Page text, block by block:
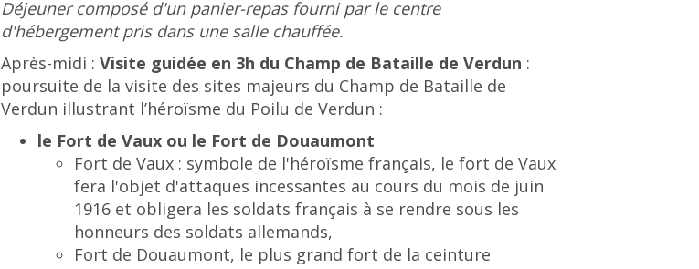
Déjeuner composé d'un panier-repas fourni par le centre
d'hébergement pris dans une salle chauffée.
Après-midi : Visite guidée en 3h du Champ de Bataille de Verdun :
poursuite de la visite des sites majeurs du Champ de Bataille de
Verdun illustrant l’héroïsme du Poilu de Verdun :
le Fort de Vaux ou le Fort de Douaumont
Fort de Vaux : symbole de l'héroïsme français, le fort de Vaux
fera l'objet d'attaques incessantes au cours du mois de juin
1916 et obligera les soldats français à se rendre sous les
honneurs des soldats allemands,
Fort de Douaumont, le plus grand fort de la ceinture